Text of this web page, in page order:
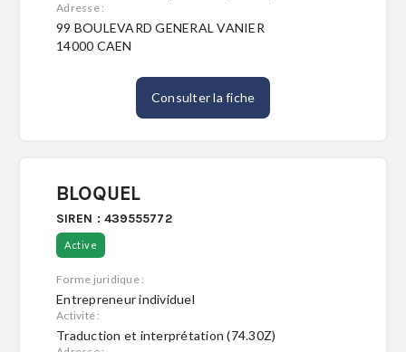
Adresse :
99 BOULEVARD GENERAL VANIER
14000 CAEN
Consulter la fiche
BLOQUEL
SIREN : 439555772
Active
Forme juridique :
Entrepreneur individuel
Activité :
Traduction et interprétation (74.30Z)